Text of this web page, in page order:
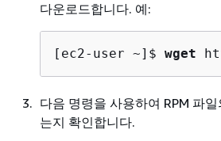
다운로드합니다. 예:
[ec2-user ~]$ wget
다음 명령을 사용하여 RPM 파
는지 확인합니다.